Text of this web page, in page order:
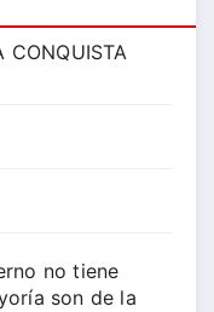
CONQUISTA
no tiene
son de la